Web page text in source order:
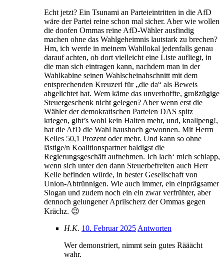
Echt jetzt? Ein Tsunami an Parteieintritten in die AfD
wäre der Partei reine schon mal sicher. Aber wie wollen
die doofen Ommas reine AfD-Wähler ausfindig
machen ohne das Wahlgeheimnis lautstark zu brechen?
Hm, ich werde in meinem Wahllokal jedenfalls genau
darauf achten, ob dort vielleicht eine Liste aufliegt, in
die man sich eintragen kann, nachdem man in der
Wahlkabine seinen Wahlscheinabschnitt mit dem
entsprechenden Kreuzerl für „die da“ als Beweis
abgelichtet hat. Wem käme das unverhoffte, großzügige
Steuergeschenk nicht gelegen? Aber wenn erst die
Wähler der demokratischen Parteien DAS spitz
kriegen, gibt’s wohl kein Halten mehr, und, knallpeng!,
hat die AfD die Wahl haushoch gewonnen. Mit Herrn
Kelles 50,1 Prozent oder mehr. Und kann so ohne
lästige/n Koalitionspartner baldigst die
Regierungsgeschäft aufnehmen. Ich lach‘ mich schlapp,
wenn sich unter den dann Steuerbefreiten auch Herr
Kelle befinden würde, in bester Gesellschaft von
Union-Abtrünnigen. Wie auch immer, ein einprägsamer
Slogan und zudem noch ein ein zwar verfrühter, aber
dennoch gelungener Aprilscherz der Ommas gegen
Krächz. 😉
H.K. 10. Februar 2025 Antworten
Wer demonstriert, nimmt sein gutes Rääächt
wahr.